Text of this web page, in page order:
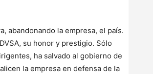
abandonando la empresa, el país.
su honor y prestigio. Sólo
ha salvado al gobierno de
la empresa en defensa de la